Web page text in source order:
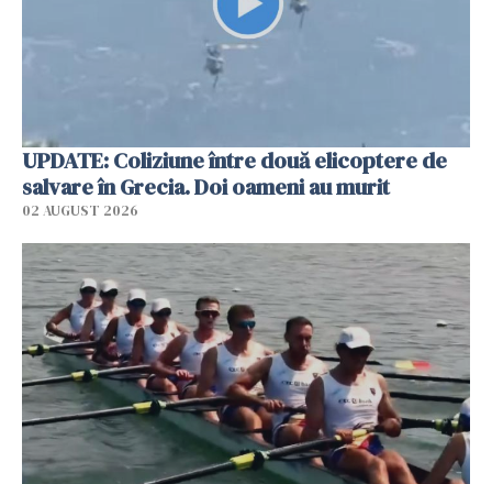
UPDATE: Coliziune între două elicoptere de
salvare în Grecia. Doi oameni au murit
02 AUGUST 2026